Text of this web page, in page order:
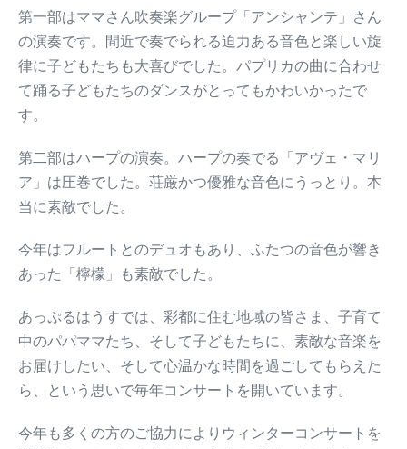
第一部はママさん吹奏楽グループ「アンシャンテ」さん
の演奏です。間近で奏でられる迫力ある音色と楽しい旋
律に子どもたちも大喜びでした。パプリカの曲に合わせ
て踊る子どもたちのダンスがとってもかわいかったで
す。
第二部はハープの演奏。ハープの奏でる「アヴェ・マリ
ア」は圧巻でした。荘厳かつ優雅な音色にうっとり。本
当に素敵でした。
今年はフルートとのデュオもあり、ふたつの音色が響き
あった「檸檬」も素敵でした。
あっぷるはうすでは、彩都に住む地域の皆さま、子育て
中のパパママたち、そして子どもたちに、素敵な音楽を
お届けしたい、そして心温かな時間を過ごしてもらえた
ら、という思いで毎年コンサートを開いています。
今年も多くの方のご協力によりウィンターコンサートを